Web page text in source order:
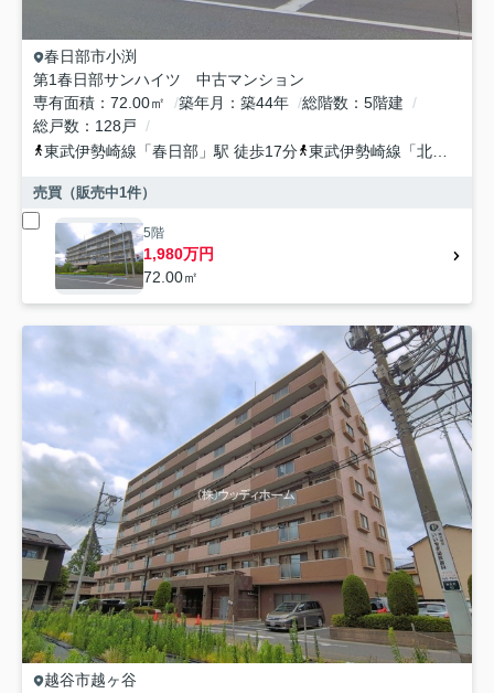
春日部市小渕
第1春日部サンハイツ 中古マンション
専有面積
72.00㎡ 築年月 築44年 総階数
5階建
総戸数
128戸
東武伊勢崎線 「春日部 」駅 徒歩17分 東武伊勢崎線 「北春日部
売買（販売中1件）
5階
1,980万円
72.00㎡
越谷市越ヶ谷